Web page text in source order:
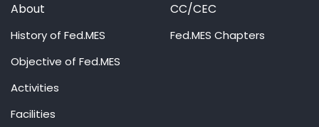
About
History of Fed.MES
Objective of Fed.MES
Activities
Facilities
CC/CEC
Fed.MES Chapters